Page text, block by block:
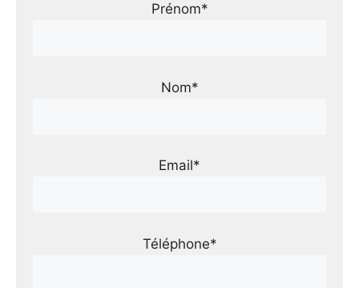
Prénom*
Nom*
Email*
Téléphone*